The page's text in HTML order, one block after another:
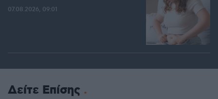
07.08.2026, 09:01
Δείτε Επίσης